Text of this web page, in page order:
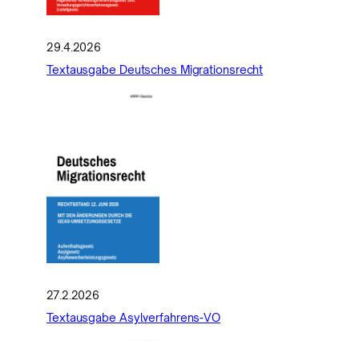
29.4.2026
Textausgabe Deutsches Migrationsrecht
27.2.2026
Textausgabe Asylverfahrens-VO